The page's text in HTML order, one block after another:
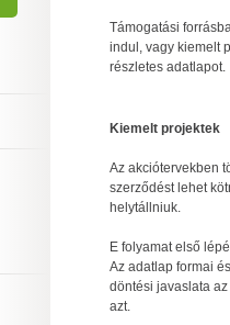
Támogatási
indul, vagy kiemelt
részletes adatlapot.
Kiemelt projektek
Az akciótervekben
szerződést lehet
helytállniuk.
E folyamat első
Az adatlap formai
döntési javaslata
azt.